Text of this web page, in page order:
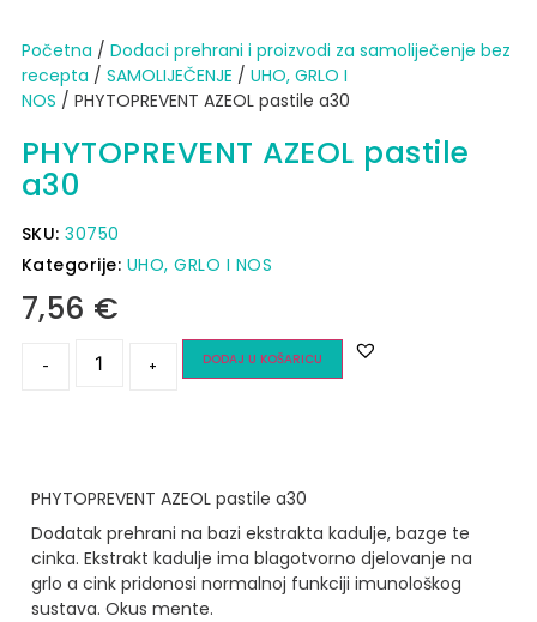
Početna / Dodaci prehrani i proizvodi za samoliječenje bez
recepta / SAMOLIJEČENJE / UHO, GRLO I
NOS / PHYTOPREVENT AZEOL pastile a30
PHYTOPREVENT AZEOL pastile
a30
SKU:30750
Kategorije: UHO, GRLO I NOS
7,56 €
- + DODAJ U KOŠARICU
PHYTOPREVENT AZEOL pastile a30
Dodatak prehrani na bazi ekstrakta kadulje, bazge te
cinka. Ekstrakt kadulje ima blagotvorno djelovanje na
grlo a cink pridonosi normalnoj funkciji imunološkog
sustava. Okus mente.